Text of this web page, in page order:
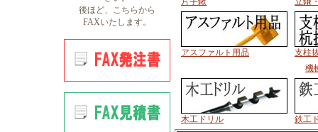
後ほど、こちらから
FAXいたします。
アスファルト用品
支柱
機
木工ドリル 鉄工